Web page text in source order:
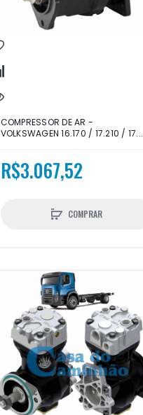
COMPRESSOR DE AR -
VOLKSWAGEN 16.170 / 17.210 / 17...
R$3.067,52
COMPRAR